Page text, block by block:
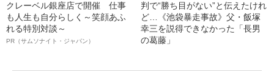
クレーベル銀座店で開催 仕事
も人生も自分らしく～笑顔あふ
れる特別対談～
PR（サムソナイト・ジャパン）
判で“勝ち目がない”と伝えたけれ
ど…《池袋暴走事故》父・飯塚
幸三を説得できなかった「長男
の葛藤」